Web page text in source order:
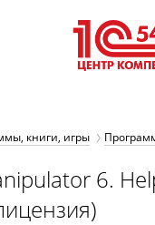
книги, игры
6.